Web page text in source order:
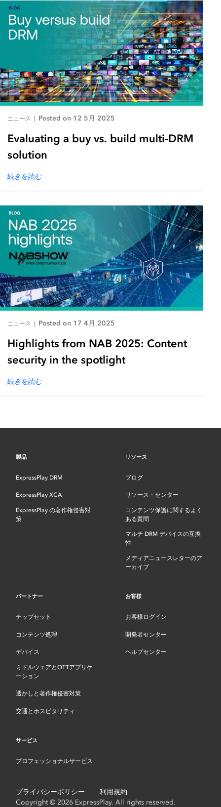
ニュース | Posted on 12 5月 2025
Evaluating a buy vs. build multi-DRM
solution
続きを読む
ニュース | Posted on 17 4月 2025
Highlights from NAB 2025: Content
security in the spotlight
続きを読む
製品
ExpressPlay DRM
ExpressPlay XCA
ExpressPlay の著作権侵害対
策
リソース
ブログ
リソース・センター
コンテンツ保護に関するよく
ある質問
マルチ DRM デバイスの互換
性
メディアニュースレターのア
ーカイブ
パートナー
チップセット
コンテンツ処理
デバイス
ミドルウェアとOTTアプリケ
ーション
透かしと著作権侵害対策
交通とホスピタリティ
お客様
お客様ログイン
開発者センター
ヘルプセンター
サービス
プロフェッショナルサービス
プライバシーポリシー
利用規約
Copyright © 2026 ExpressPlay. All rights reserved.